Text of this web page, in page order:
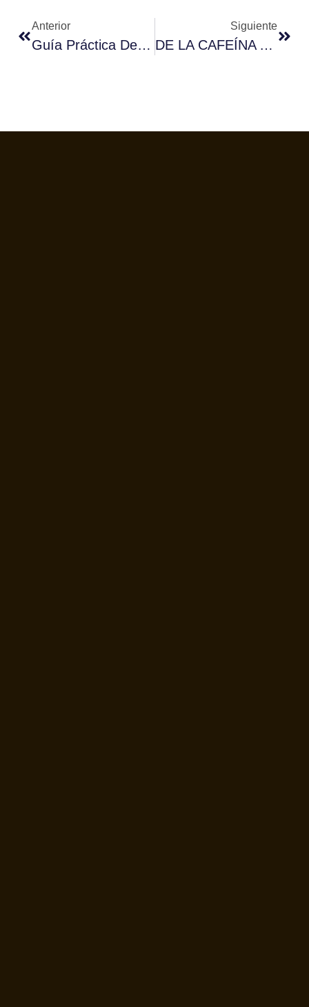
Anterior
Guía Práctica De La EUDR: Impacto En La Industria Del Café
Siguiente
DE LA CAFEÍNA A LA PARAXANTINA